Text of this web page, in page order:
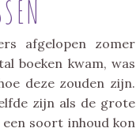
afgelopen zomer
boeken kwam, was
deze zouden zijn.
zijn als de grote
soort inhoud kon